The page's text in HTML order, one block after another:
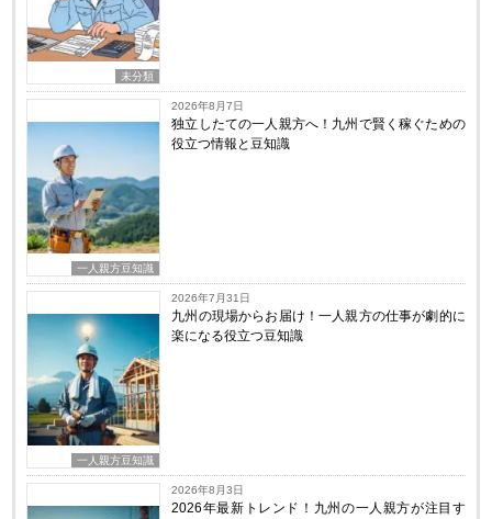
未分類
一人親方豆知識
2026年8月7日
独立したての一人親方へ！九州で賢く稼ぐための
役立つ情報と豆知識
一人親方豆知識
2026年7月31日
九州の現場からお届け！一人親方の仕事が劇的に
楽になる役立つ豆知識
2026年8月3日
2026年最新トレンド！九州の一人親方が注目す